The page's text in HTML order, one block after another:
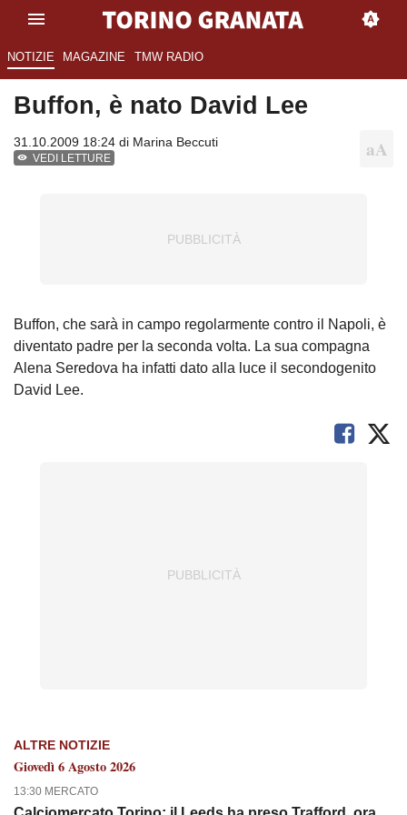
NOTIZIE MAGAZINE TMW RADIO
Buffon, è nato David Lee
31.10.2009 18:24 di Marina Beccuti
VEDI LETTURE
Buffon, che sarà in campo regolarmente contro il Napoli, è
diventato padre per la seconda volta. La sua compagna
Alena Seredova ha infatti dato alla luce il secondogenito
David Lee.
ALTRE NOTIZIE
Giovedì 6 Agosto 2026
13:30 MERCATO